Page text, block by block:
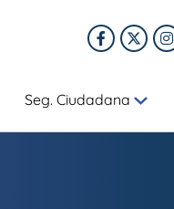
Seg. Ciudadana